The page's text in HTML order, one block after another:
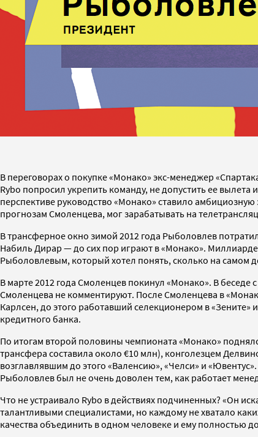
В переговорах о покупке «Монако» экс-менеджер
Rybo попросил укрепить команду, не допустить ее
перспективе руководство «Монако» ставило
прогнозам Смоленцева, мог зарабатывать на
В трансферное окно зимой 2012 года Рыболовлев
Набиль Дирар — до сих пор играют в «Монако».
Рыболовлевым, который хотел понять, сколько на самом
В марте 2012 года Смоленцев покинул «Монако». В беседе
Смоленцева не комментируют. После Смоленцева в
Карлсен, до этого работавший селекционером в
кредитного банка.
По итогам второй половины чемпионата «Монако»
трансфера составила около €10 млн), конголезцем
возглавлявшим до этого «Валенсию», «Челси» и
Рыболовлев был не очень доволен тем, как работает
Что не устраивало Rybo в действиях подчиненных? «Он
талантливыми специалистами, но каждому не хватало
качества объединить в одном человеке и ему полностью